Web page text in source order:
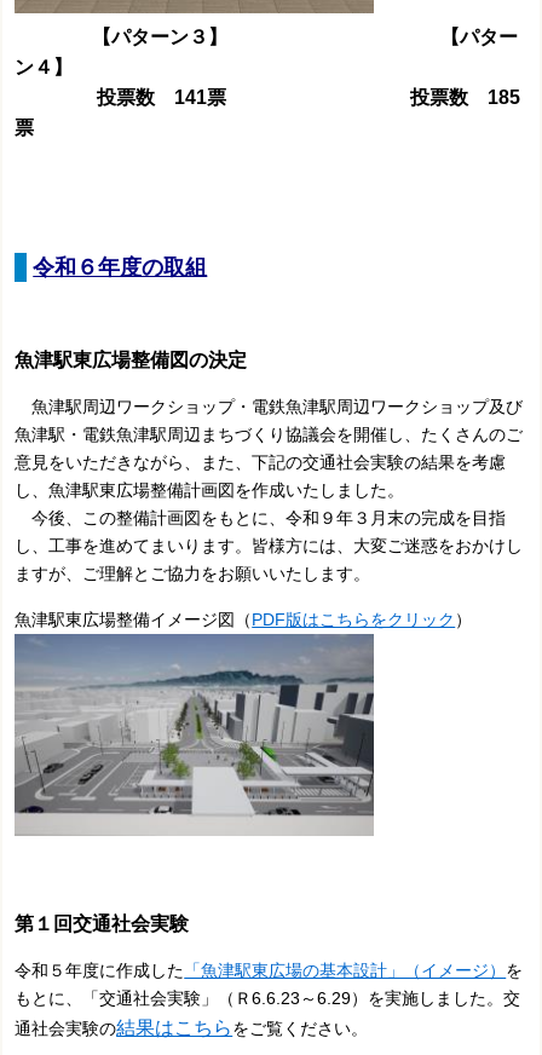
【パターン３】 【パター
ン４】
投票数 141票 投票数 185
票
令和６年度の取組
魚津駅東広場整備図の決定
魚津駅周辺ワークショップ・電鉄魚津駅周辺ワークショップ及び
魚津駅・電鉄魚津駅周辺まちづくり協議会を開催し、たくさんのご
意見をいただきながら、また、下記の交通社会実験の結果を考慮
し、魚津駅東広場整備計画図を作成いたしました。
今後、この整備計画図をもとに、令和９年３月末の完成を目指
し、工事を進めてまいります。皆様方には、大変ご迷惑をおかけし
ますが、ご理解とご協力をお願いいたします。
魚津駅東広場整備イメージ図（PDF版はこちらをクリック ）
第１回交通社会実験
令和５年度に作成した 「魚津駅東広場の基本設計」（イメージ） を
もとに、「交通社会実験」（Ｒ6.6.23～6.29）を実施しました。交
通社会実験の結果はこちらをご覧ください。